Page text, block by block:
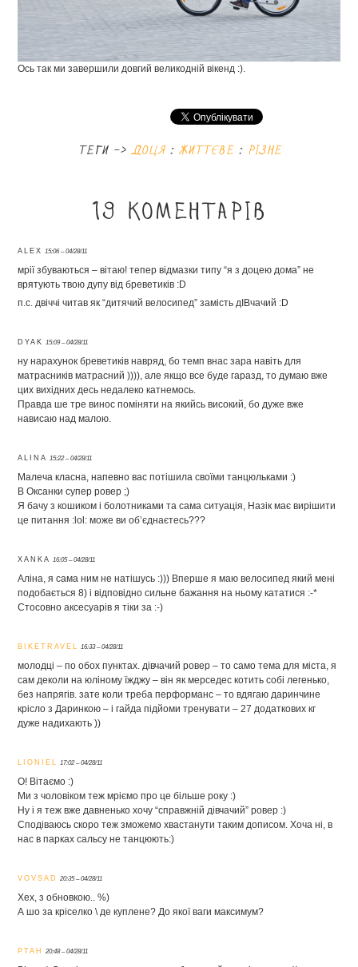
Ось так ми завершили довгий великодній вікенд :).
теги -> доця: життєве: різне
19 коментарів
ALEX 15:06 – 04/28/11
мрії збуваються – вітаю! тепер відмазки типу “я з доцею дома” не
врятують твою дупу від бреветиків :D
п.с. двіччі читав як “дитячий велосипед” замість дІВчачий :D
DYAK 15:09 – 04/28/11
ну нарахунок бреветиків навряд, бо темп внас зара навіть для
матрасників матрасний )))), але якщо все буде гаразд, то думаю вже
цих вихідних десь недалеко катнемось.
Правда ше тре винос поміняти на якийсь високий, бо дуже вже
нависаю над малою.
ALINA 15:22 – 04/28/11
Малеча класна, напевно вас потішила своїми танцюльками :)
В Оксанки супер ровер ;)
Я бачу з кошиком і болотниками та сама ситуація, Назік має вирішити
це питання :lol: може ви об’єднаєтесь???
XANKA 16:05 – 04/28/11
Аліна, я сама ним не натішусь :))) Вперше я маю велосипед який мені
подобається 8) і відповідно сильне бажання на ньому кататися :-*
Стосовно аксесуарів я тіки за :-)
BIKETRAVEL 16:33 – 04/28/11
молодці – по обох пунктах. дівчачий ровер – то само тема для міста, я
сам деколи на юліному їжджу – він як мерседес котить собі легенько,
без напрягів. зате коли треба перформанс – то вдягаю даринчине
крісло з Даринкою – і гайда підйоми тренувати – 27 додаткових кг
дуже надихають ))
LIONIEL 17:02 – 04/28/11
О! Вітаємо :)
Ми з чоловіком теж мріємо про це більше року :)
Ну і я теж вже давненько хочу “справжній дівчачий” ровер :)
Сподіваюсь скоро теж зможемо хвастанути таким дописом. Хоча ні, в
нас в парках сальсу не танцюють:)
VOVSAD 20:35 – 04/28/11
Хех, з обновкою.. %)
А шо за кріселко \ де куплене? До якої ваги максимум?
PTAH 20:48 – 04/28/11